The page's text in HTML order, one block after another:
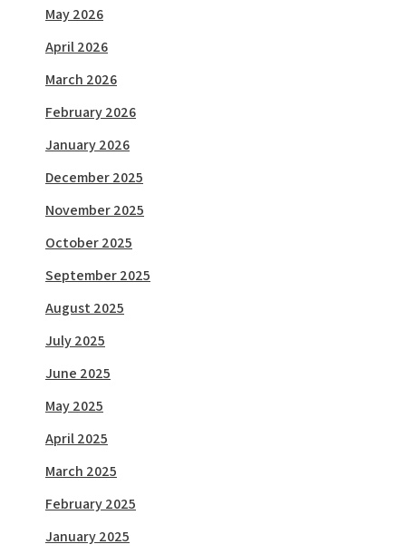
May 2026
April 2026
March 2026
February 2026
January 2026
December 2025
November 2025
October 2025
September 2025
August 2025
July 2025
June 2025
May 2025
April 2025
March 2025
February 2025
January 2025